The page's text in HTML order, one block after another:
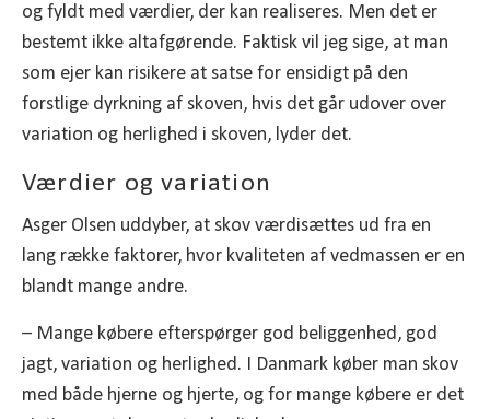
og fyldt med værdier, der kan realiseres. Men det er
bestemt ikke altafgørende. Faktisk vil jeg sige, at man
som ejer kan risikere at satse for ensidigt på den
forstlige dyrkning af skoven, hvis det går udover over
variation og herlighed i skoven, lyder det.
Værdier og variation
Asger Olsen uddyber, at skov værdisættes ud fra en
lang række faktorer, hvor kvaliteten af vedmassen er en
blandt mange andre.
– Mange købere efterspørger god beliggenhed, god
jagt, variation og herlighed. I Danmark køber man skov
med både hjerne og hjerte, og for mange købere er det